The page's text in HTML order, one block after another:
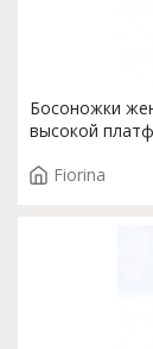
Босоножки
высокой
Fiorina